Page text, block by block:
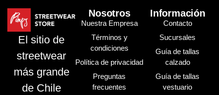
El sitio de
streetwear
más grande
de Chile
Nosotros
Nuestra Empresa
Términos y
condiciones
Política de privacidad
Preguntas
frecuentes
Información
Contacto
Sucursales
Guía de tallas
calzado
Guía de tallas
vestuario